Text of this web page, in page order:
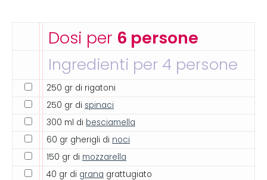
Dosi per 6 persone
Ingredienti per 4 persone
250 gr di rigatoni
250 gr di spinaci
300 ml di besciamella
60 gr gherigli di noci
150 gr di mozzarella
40 gr di grana grattugiato